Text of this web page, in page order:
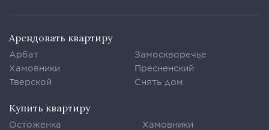
Арендовать квартиру
Арбат
Хамовники
Тверской
Замоскворечье
Пресненский
Снять дом
Купить квартиру
Остоженка
Хамовники